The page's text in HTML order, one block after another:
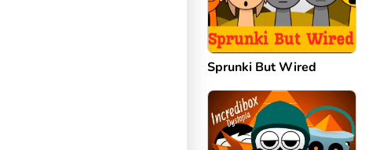
Sprunki But Wired